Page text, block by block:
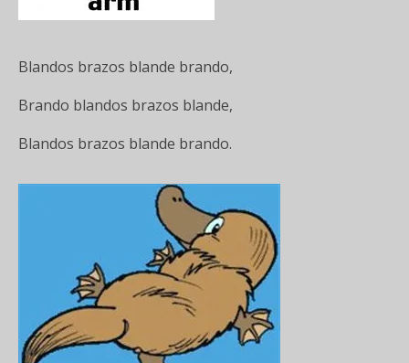
Blandos brazos blande brando,
Brando blandos brazos blande,
Blandos brazos blande brando.